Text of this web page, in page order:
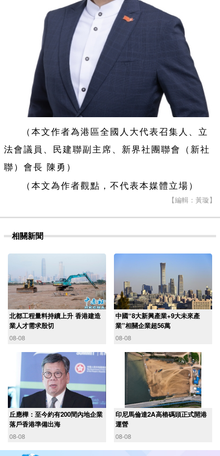
（本文作者為港區全國人大代表召集人、立
法會議員、民建聯副主席、新界社團聯會（新社
聯）會長 陳勇）
（本文為作者觀點，不代表本媒體立場）
【編輯：黃璇】
相關新聞
北都工程量料持續上升 香港建造
業人才需求殷切
08-08
中國“8大新興產業+9大未來產
業”相關企業超56萬
08-08
丘應樺：至今約有200間內地企業
落戶香港準備出海
08-08
印尼馬倫達2A高樁碼頭正式開港
運營
08-08